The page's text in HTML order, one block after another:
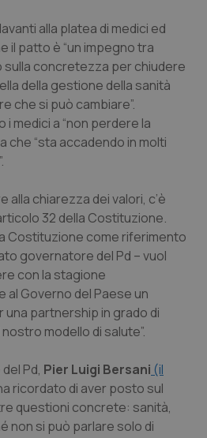
di Bolzano
di Trento
& Rettocolite Ulcerosa
patologie neurodegenerative
alla platea di medici ed
il patto è “un impegno tra
concretezza per chiudere
della gestione della sanità
che si può cambiare”.
medici a “non perdere la
che “sta accadendo in molti
alla chiarezza dei valori, c’è
32 della Costituzione.
Costituzione come riferimento
governatore del Pd – vuol
con la stagione
Governo del Paese un
partnership in grado di
modello di salute”.
Pd, Pier Luigi Bersani (il
ricordato di aver posto sul
questioni concrete: sanità,
non si può parlare solo di